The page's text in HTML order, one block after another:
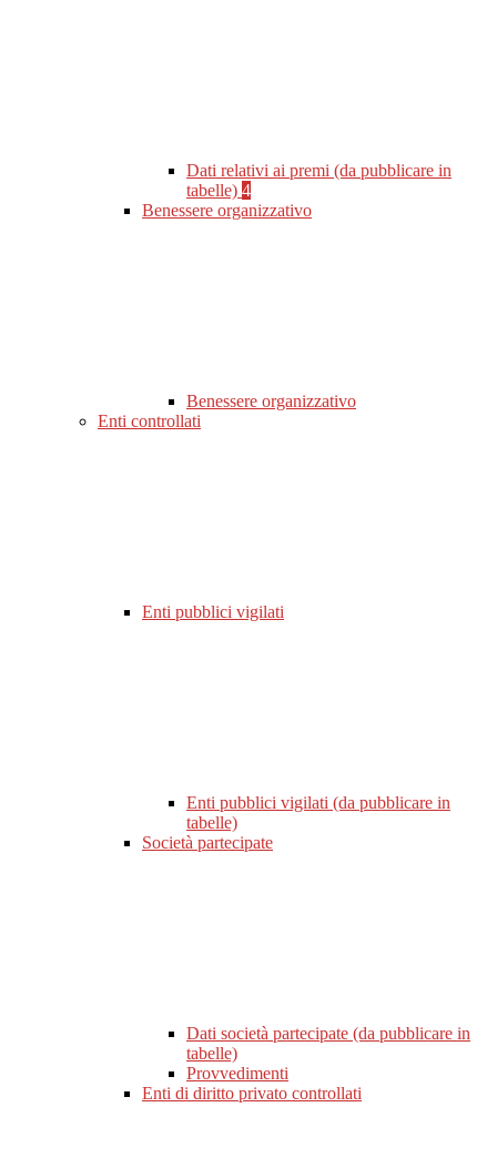
Dati relativi ai premi (da pubblicare in
tabelle) 4
Benessere organizzativo
Benessere organizzativo
Enti controllati
Enti pubblici vigilati
Enti pubblici vigilati (da pubblicare in
tabelle)
Società partecipate
Dati società partecipate (da pubblicare in
tabelle)
Provvedimenti
Enti di diritto privato controllati